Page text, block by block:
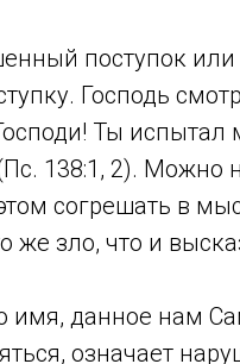
поступок
Господь
Ты
138:1, 2). Можно
согрешать в
же зло, что и
имя, данное нам
означает